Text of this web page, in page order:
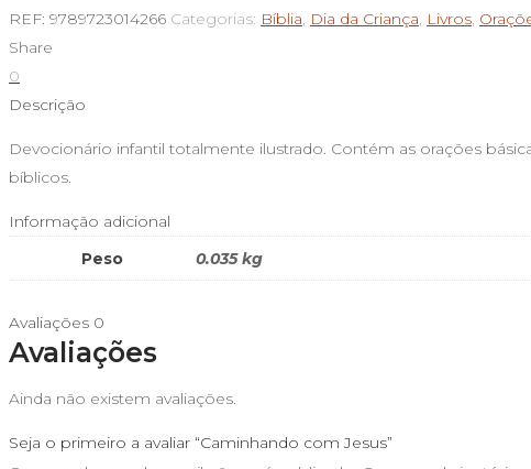
Caminhando
com
Jesus
REF: 9789723014266 Categorias: Bíblia, Dia da Criança, Livros,
Share
0
Descrição
Devocionário infantil totalmente ilustrado. Contém as orações
bíblicos.
Informação adicional
Peso
0.035 kg
Avaliações 0
Avaliações
Ainda não existem avaliações.
Seja o primeiro a avaliar “Caminhando com Jesus”